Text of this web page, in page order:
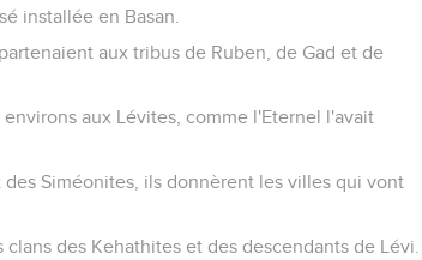
installée en Basan.
aux tribus de Ruben, de Gad et de
aux Lévites, comme l'Eternel l'avait
Siméonites, ils donnèrent les villes qui vont
des Kehathites et des descendants de Lévi.